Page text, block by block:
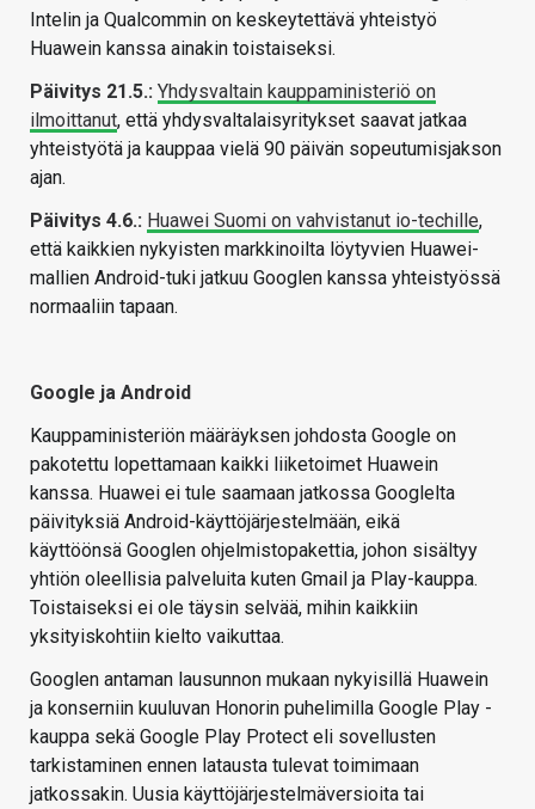
Intelin ja Qualcommin on keskeytettävä yhteistyö
Huawein kanssa ainakin toistaiseksi.
Päivitys 21.5.: Yhdysvaltain kauppaministeriö on
ilmoittanut, että yhdysvaltalaisyritykset saavat jatkaa
yhteistyötä ja kauppaa vielä 90 päivän sopeutumisjakson
ajan.
Päivitys 4.6.: Huawei Suomi on vahvistanut io-techille,
että kaikkien nykyisten markkinoilta löytyvien Huawei-
mallien Android-tuki jatkuu Googlen kanssa yhteistyössä
normaaliin tapaan.
Google ja Android
Kauppaministeriön määräyksen johdosta Google on
pakotettu lopettamaan kaikki liiketoimet Huawein
kanssa. Huawei ei tule saamaan jatkossa Googlelta
päivityksiä Android-käyttöjärjestelmään, eikä
käyttöönsä Googlen ohjelmistopakettia, johon sisältyy
yhtiön oleellisia palveluita kuten Gmail ja Play-kauppa.
Toistaiseksi ei ole täysin selvää, mihin kaikkiin
yksityiskohtiin kielto vaikuttaa.
Googlen antaman lausunnon mukaan nykyisillä Huawein
ja konserniin kuuluvan Honorin puhelimilla Google Play -
kauppa sekä Google Play Protect eli sovellusten
tarkistaminen ennen latausta tulevat toimimaan
jatkossakin. Uusia käyttöjärjestelmäversioita tai